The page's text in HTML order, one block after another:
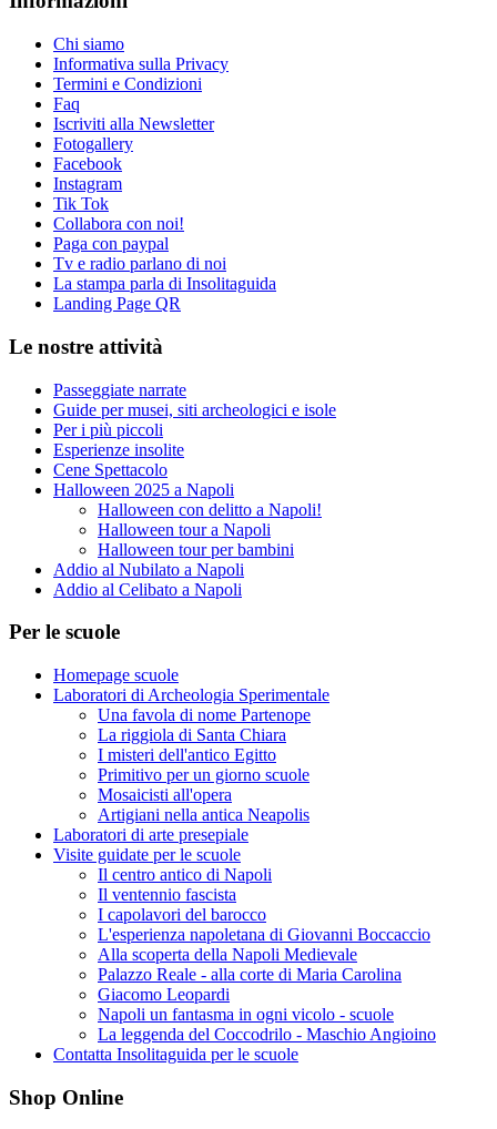
Chi siamo
Informativa sulla Privacy
Termini e Condizioni
Faq
Iscriviti alla Newsletter
Fotogallery
Facebook
Instagram
Tik Tok
Collabora con noi!
Paga con paypal
Tv e radio parlano di noi
La stampa parla di Insolitaguida
Landing Page QR
Le nostre attività
Passeggiate narrate
Guide per musei, siti archeologici e isole
Per i più piccoli
Esperienze insolite
Cene Spettacolo
Halloween 2025 a Napoli
Halloween con delitto a Napoli!
Halloween tour a Napoli
Halloween tour per bambini
Addio al Nubilato a Napoli
Addio al Celibato a Napoli
Per le scuole
Homepage scuole
Laboratori di Archeologia Sperimentale
Una favola di nome Partenope
La riggiola di Santa Chiara
I misteri dell'antico Egitto
Primitivo per un giorno scuole
Mosaicisti all'opera
Artigiani nella antica Neapolis
Laboratori di arte presepiale
Visite guidate per le scuole
Il centro antico di Napoli
Il ventennio fascista
I capolavori del barocco
L'esperienza napoletana di Giovanni Boccaccio
Alla scoperta della Napoli Medievale
Palazzo Reale - alla corte di Maria Carolina
Giacomo Leopardi
Napoli un fantasma in ogni vicolo - scuole
La leggenda del Coccodrilo - Maschio Angioino
Contatta Insolitaguida per le scuole
Shop Online